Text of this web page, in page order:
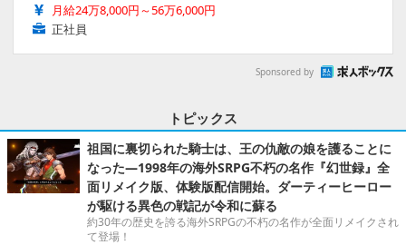
月給24万8,000円～56万6,000円
正社員
Sponsored by
トピックス
祖国に裏切られた騎士は、王の仇敵の娘を護ることに
なった―1998年の海外SRPG不朽の名作『幻世録』全
面リメイク版、体験版配信開始。ダーティーヒーロー
が駆ける異色の戦記が令和に蘇る
約30年の歴史を誇る海外SRPGの不朽の名作が全面リメイクされ
て登場！